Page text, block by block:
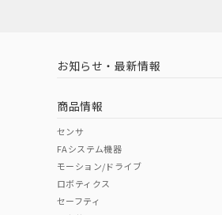
中国 RoHS 注意事項・凡例
中国 RoHS表
Pb Hg
（イギリス
（ノルウェー
お知らせ・最新情報
商品情報
センサ
FAシステム機器
モーション/ドライブ
ロボティクス
セーフティ